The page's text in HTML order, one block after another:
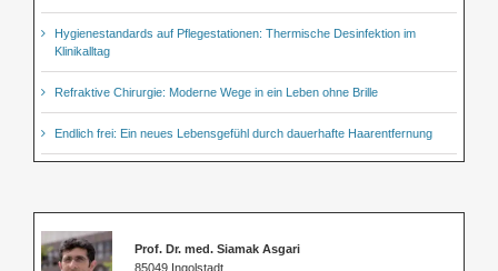
Hygienestandards auf Pflegestationen: Thermische Desinfektion im
Klinikalltag
Refraktive Chirurgie: Moderne Wege in ein Leben ohne Brille
Endlich frei: Ein neues Lebensgefühl durch dauerhafte Haarentfernung
Prof. Dr. med. Siamak Asgari
85049 Ingolstadt